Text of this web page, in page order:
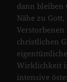
dann bleiben
Nähe zu
Verstorbenen
christlichen
Wirklichkeit
intensive